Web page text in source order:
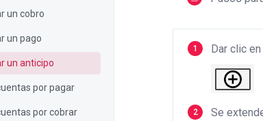
un cobro
un pago
un anticipo
por pagar
por cobrar
Dar clic
Se